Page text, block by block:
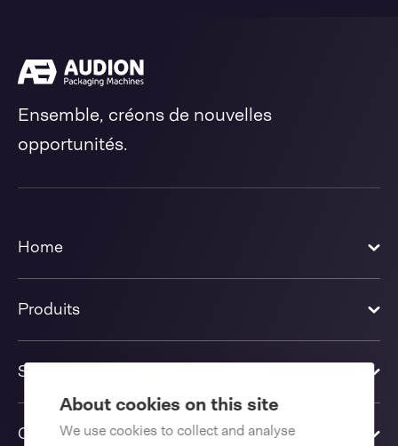
About cookies on this site
We use cookies to collect and analyse
Ensemble, créons de nouvelles
opportunités.
Home
Produits
Solutions
Contactez-nous